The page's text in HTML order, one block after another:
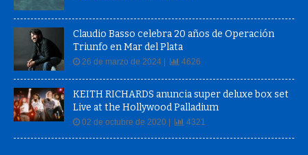
Claudio Basso celebra 20 años de Operación
Triunfo en Mar del Plata
26 de marzo de 2024 | 4626
KEITH RICHARDS anuncia super deluxe box set
Live at the Hollywood Palladium
02 de octubre de 2020 | 4321